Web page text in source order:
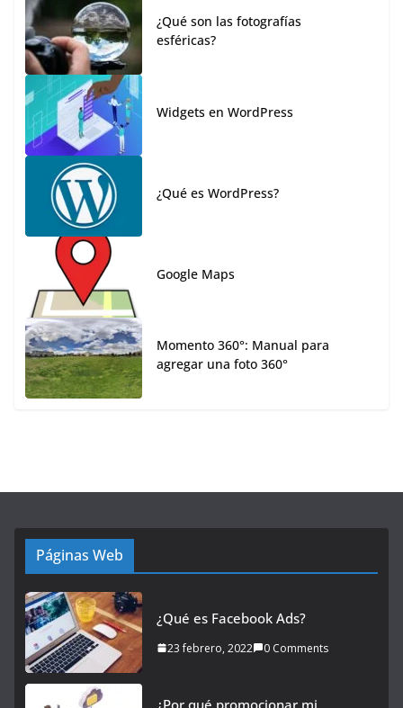
¿Qué son las fotografías
esféricas?
Widgets en WordPress
¿Qué es WordPress?
Google Maps
Momento 360°: Manual para
agregar una foto 360°
Páginas Web
¿Qué es Facebook Ads?
23 febrero, 2022 0 Comments